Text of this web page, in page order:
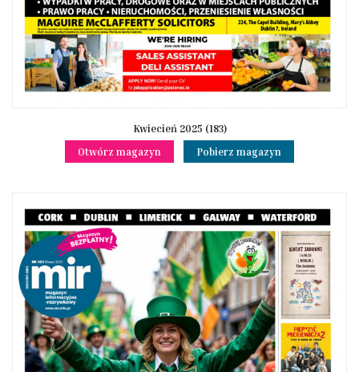
Kwiecień 2025 (183)
Otwórz magazyn
Pobierz magazyn